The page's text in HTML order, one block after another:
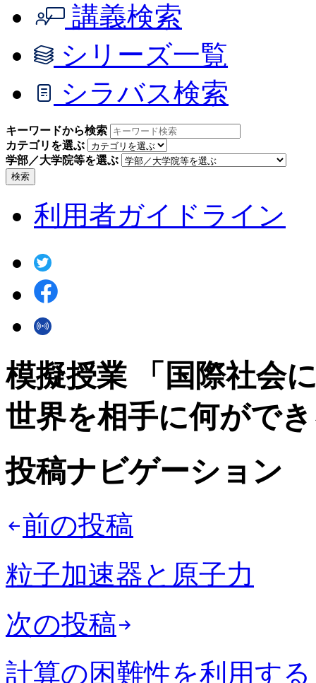
講義検索
シリーズ一覧
シラバス検索
キーワードから検索
カテゴリを選ぶ
学部／大学院等を選ぶ
検索
利用者ガイドライン
模擬授業 「国際社会
世界を相手に何がで
投稿ナビゲーション
前の投稿
粒子加速器と原子力
次の投稿
計算の困難性を利用す